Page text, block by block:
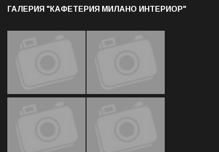
ГАЛЕРИЯ "КАФЕТЕРИЯ МИЛАНО ИНТЕРИОР"